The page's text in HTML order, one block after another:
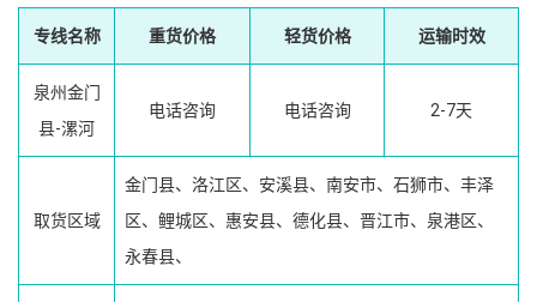
专线名称 重货价格 轻货价格 运输时效
泉州金门
县-漯河
电话咨询 电话咨询 2-7天
取货区域
金门县、洛江区、安溪县、南安市、石狮市、丰泽
区、鲤城区、惠安县、德化县、晋江市、泉港区、
永春县、